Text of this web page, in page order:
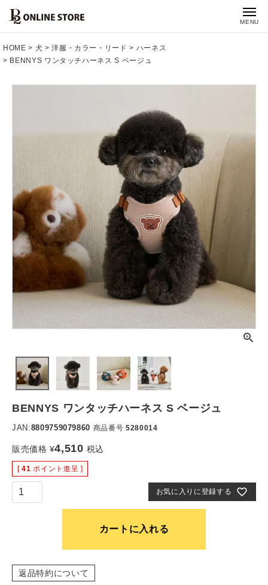
MENU
HOME 犬 洋服・カラー・リード
ハーネス
BENNYS ワンタッチハーネス S ベージュ
BENNYS ワンタッチハーネス S ベージュ
JAN:8809759079860 商品番号 5280014
販売価格 ¥4,510 税込
[ 41 ポイント進呈 ]
お気に入りに登録する
カートに入れる
返品特約について